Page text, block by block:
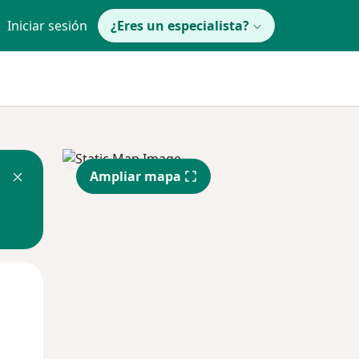
Iniciar sesión ¿Eres un especialista?
Ampliar mapa